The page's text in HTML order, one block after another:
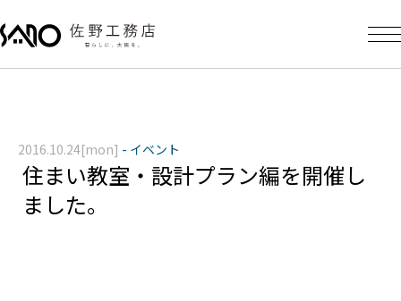
住まい教室・設計プラン編を開催し
ました。
2016.10.24[mon] - イベント